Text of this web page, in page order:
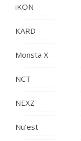
iKON
KARD
Monsta X
NCT
NEXZ
Nu’est